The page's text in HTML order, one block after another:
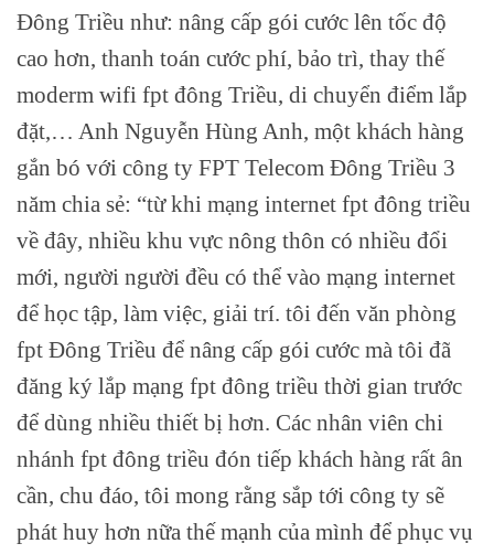
Đông Triều như: nâng cấp gói cước lên tốc độ
cao hơn, thanh toán cước phí, bảo trì, thay thế
moderm wifi fpt đông Triều, di chuyển điểm lắp
đặt,… Anh Nguyễn Hùng Anh, một khách hàng
gắn bó với công ty FPT Telecom Đông Triều 3
năm chia sẻ: “từ khi mạng internet fpt đông triều
về đây, nhiều khu vực nông thôn có nhiều đổi
mới, người người đều có thể vào mạng internet
để học tập, làm việc, giải trí. tôi đến văn phòng
fpt Đông Triều để nâng cấp gói cước mà tôi đã
đăng ký lắp mạng fpt đông triều thời gian trước
để dùng nhiều thiết bị hơn. Các nhân viên chi
nhánh fpt đông triều đón tiếp khách hàng rất ân
cần, chu đáo, tôi mong rằng sắp tới công ty sẽ
phát huy hơn nữa thế mạnh của mình để phục vụ